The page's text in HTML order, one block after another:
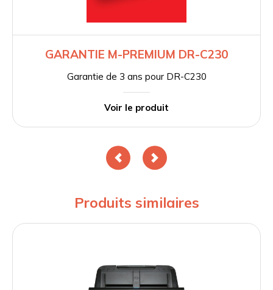
GARANTIE M-PREMIUM DR-C230
Garantie de 3 ans pour DR-C230
Voir le produit
Produits similaires